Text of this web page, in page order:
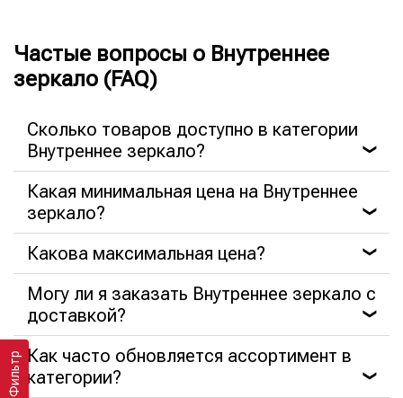
Частые вопросы о Внутреннее
зеркало (FAQ)
Сколько товаров доступно в категории
Внутреннее зеркало?
❯
Какая минимальная цена на Внутреннее
зеркало?
❯
Какова максимальная цена? ❯
Могу ли я заказать Внутреннее зеркало с
доставкой?
❯
Как часто обновляется ассортимент в
категории?
❯
Фильтр